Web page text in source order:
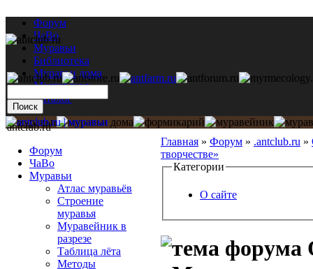
Форум
ЧаВо
Муравьи
Библиотека
Муравьи дома
Мастерская
Каталог
Главная » Форум » .antclub.ru »
творчестве»
Категории
О сайте
antclub.ru
Форум
ЧаВо
Муравьи
Атлас муравьёв
Строение
муравья
Муравейник в
разрезе
Таблица лёта
Методы